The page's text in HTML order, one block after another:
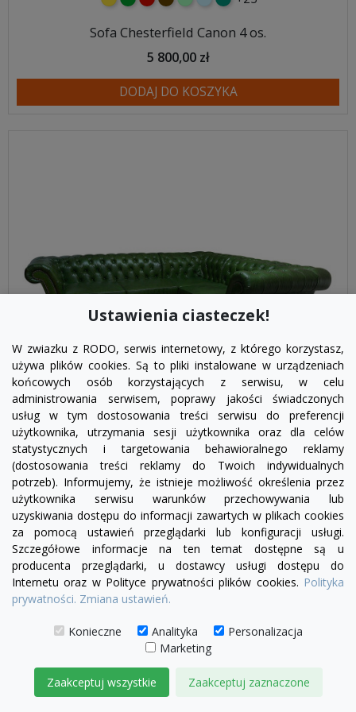
Sofa Chesterfield Canon 4 os.
5 800,00 zł
DODAJ DO KOSZYKA
visibility
żółtyzielonyczerwony
czekoladowy
turkusowy
granatowy
niebieski
+22
Narożnik Chesterfield Fine Ludwik 260x230 z
funkcją spania codziennego
16 850,00 zł
DODAJ DO KOSZYKA
Ustawienia ciasteczek!
W zwiazku z RODO, serwis internetowy, z którego korzystasz,
używa plików cookies. Są to pliki instalowane w urządzeniach
końcowych osób korzystających z serwisu, w celu
administrowania serwisem, poprawy jakości świadczonych
usług w tym dostosowania treści serwisu do preferencji
użytkownika, utrzymania sesji użytkownika oraz dla celów
statystycznych i targetowania behawioralnego reklamy
(dostosowania treści reklamy do Twoich indywidualnych
potrzeb). Informujemy, że istnieje możliwość określenia przez
użytkownika serwisu warunków przechowywania lub
uzyskiwania dostępu do informacji zawartych w plikach cookies
za pomocą ustawień przeglądarki lub konfiguracji usługi.
Szczegółowe informacje na ten temat dostępne są u
producenta przeglądarki, u dostawcy usługi dostępu do
Internetu oraz w Polityce prywatności plików cookies. Polityka
prywatności. Zmiana ustawień.
Konieczne Analityka
Personalizacja
Marketing
Zaakceptuj wszystkie Zaakceptuj zaznaczone